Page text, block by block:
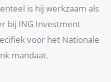
is hij werkzaam als
bij ING Investment
voor het Nationale
mandaat.